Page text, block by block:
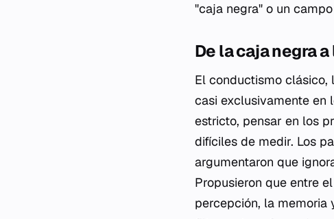
"caja negra" o un
De la caja negra
El conductismo clásico,
casi exclusivamente en
estricto, pensar en los
difíciles de medir. Los
argumentaron que
Propusieron que entre
percepción, la memoria